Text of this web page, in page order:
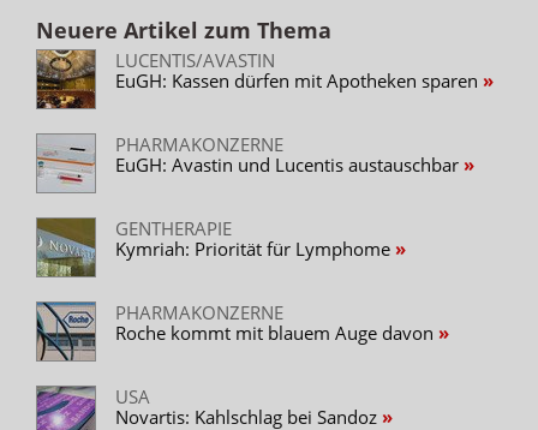
Neuere Artikel zum Thema
LUCENTIS/AVASTIN
EuGH: Kassen dürfen mit Apotheken sparen
PHARMAKONZERNE
EuGH: Avastin und Lucentis austauschbar
GENTHERAPIE
Kymriah: Priorität für Lymphome
PHARMAKONZERNE
Roche kommt mit blauem Auge davon
USA
Novartis: Kahlschlag bei Sandoz